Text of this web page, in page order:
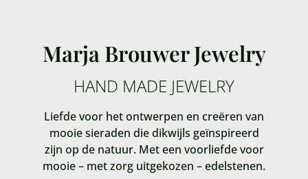
Marja Brouwer Jewelry
HAND MADE JEWELRY
Liefde voor het ontwerpen en creëren van
mooie sieraden die dikwijls geïnspireerd
zijn op de natuur. Met een voorliefde voor
mooie – met zorg uitgekozen – edelstenen.